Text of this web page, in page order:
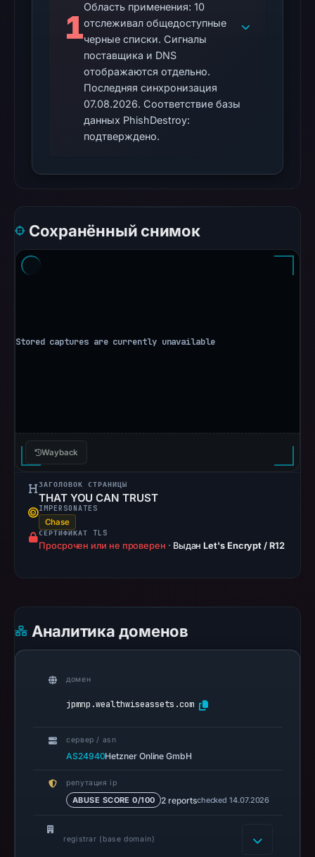
the
snapshot
from
Aug
7,
2026
at
06:20
Google
Browsing
recorded
pulse
Apr
2026
UTC.
Spamhaus
no
on
13,
2026
22:31
1
Область применения: 10
отслеживал общедоступные
черные списки. Сигналы
поставщика и DNS
отображаются отдельно.
Последняя синхронизация
07.08.2026. Соответствие базы
данных PhishDestroy:
подтверждено.
Сохранённый снимок
Wayback
ЗАГОЛОВОК СТРАНИЦЫ
THAT YOU CAN TRUST
IMPERSONATES
Chase
СЕРТИФИКАТ TLS
Просрочен или не проверен · ВыданLet's Encrypt / R12
Аналитика доменов
домен
jpmnp.wealthwiseassets.com
сервер / asn
AS24940Hetzner Online GmbH
репутация ip
ABUSE SCORE 0/100 2 reportschecked 14.07.2026
registrar (base domain)